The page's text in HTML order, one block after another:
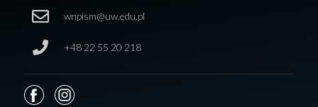
wnpism@uw.edu.pl
+48 22 55 20 218